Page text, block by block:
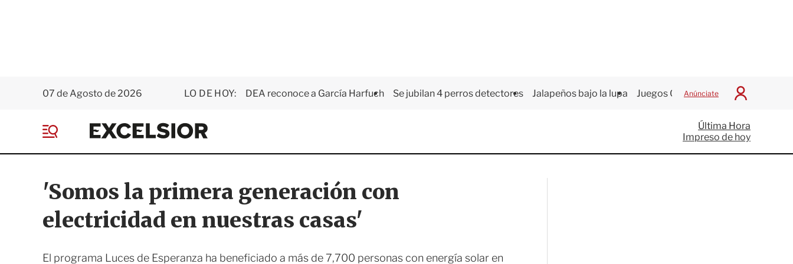
07 de Agosto de 2026 LO DE HOY: DEA reconoce a García Harfuch Se jubilan 4 perros detectores Jalapeños bajo la lupa Juegos Centroamericanos
Anúnciate
I
c
i
a
E
x
e
i
o
r
e
Última Hora
Impreso de hoy
'Somos la primera generación con
electricidad en nuestras casas'
El programa Luces de Esperanza ha beneficiado a más de 7,700 personas con energía solar en